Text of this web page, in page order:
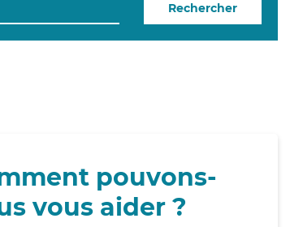
Rechercher
pouvons-
vous aider ?